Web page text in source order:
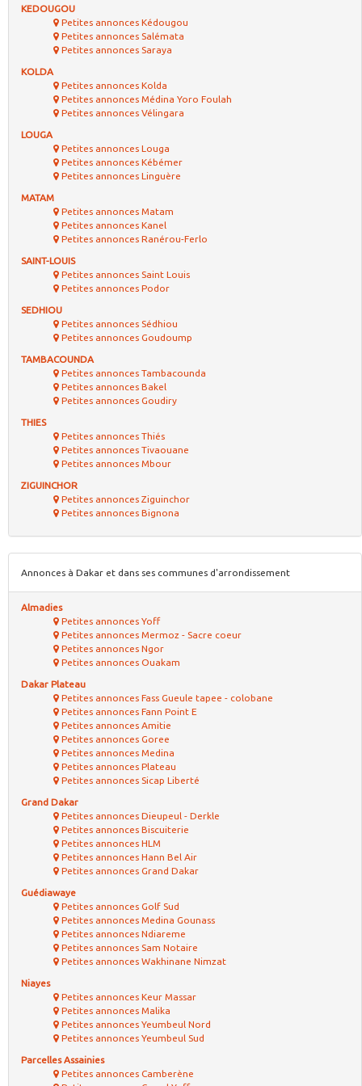
KEDOUGOU
Petites annonces Kédougou
Petites annonces Salémata
Petites annonces Saraya
KOLDA
Petites annonces Kolda
Petites annonces Médina Yoro Foulah
Petites annonces Vélingara
LOUGA
Petites annonces Louga
Petites annonces Kébémer
Petites annonces Linguère
MATAM
Petites annonces Matam
Petites annonces Kanel
Petites annonces Ranérou-Ferlo
SAINT-LOUIS
Petites annonces Saint Louis
Petites annonces Podor
SEDHIOU
Petites annonces Sédhiou
Petites annonces Goudoump
TAMBACOUNDA
Petites annonces Tambacounda
Petites annonces Bakel
Petites annonces Goudiry
THIES
Petites annonces Thiés
Petites annonces Tivaouane
Petites annonces Mbour
ZIGUINCHOR
Petites annonces Ziguinchor
Petites annonces Bignona
Annonces à Dakar et dans ses communes d'arrondissement
Almadies
Petites annonces Yoff
Petites annonces Mermoz - Sacre coeur
Petites annonces Ngor
Petites annonces Ouakam
Dakar Plateau
Petites annonces Fass Gueule tapee - colobane
Petites annonces Fann Point E
Petites annonces Amitie
Petites annonces Goree
Petites annonces Medina
Petites annonces Plateau
Petites annonces Sicap Liberté
Grand Dakar
Petites annonces Dieupeul - Derkle
Petites annonces Biscuiterie
Petites annonces HLM
Petites annonces Hann Bel Air
Petites annonces Grand Dakar
Guédiawaye
Petites annonces Golf Sud
Petites annonces Medina Gounass
Petites annonces Ndiareme
Petites annonces Sam Notaire
Petites annonces Wakhinane Nimzat
Niayes
Petites annonces Keur Massar
Petites annonces Malika
Petites annonces Yeumbeul Nord
Petites annonces Yeumbeul Sud
Parcelles Assainies
Petites annonces Camberène